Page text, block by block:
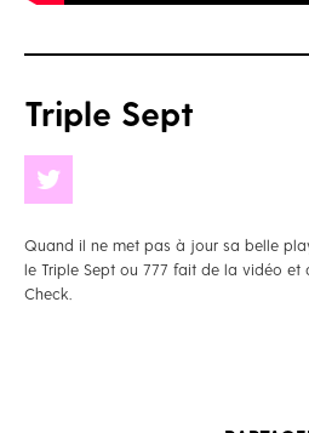
Triple Sept
Quand il ne met pas à jour sa belle
le Triple Sept ou 777 fait de la vidéo
Check.